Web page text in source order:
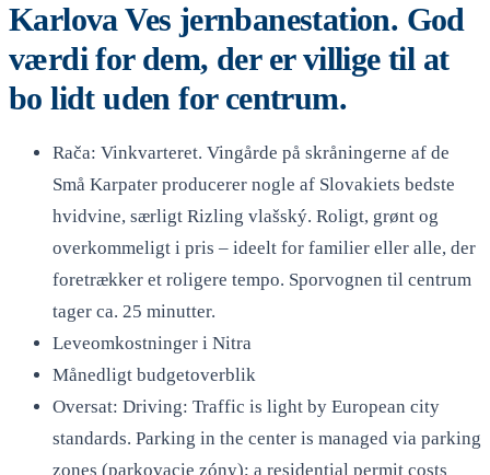
Karlova Ves jernbanestation. God
værdi for dem, der er villige til at
bo lidt uden for centrum.
Rača: Vinkvarteret. Vingårde på skråningerne af de
Små Karpater producerer nogle af Slovakiets bedste
hvidvine, særligt Rizling vlašský. Roligt, grønt og
overkommeligt i pris – ideelt for familier eller alle, der
foretrækker et roligere tempo. Sporvognen til centrum
tager ca. 25 minutter.
Leveomkostninger i Nitra
Månedligt budgetoverblik
Oversat: Driving: Traffic is light by European city
standards. Parking in the center is managed via parking
zones (parkovacie zóny); a residential permit costs